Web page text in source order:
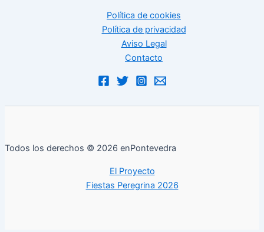
Política de cookies
Política de privacidad
Aviso Legal
Contacto
Todos los derechos © 2026 enPontevedra
El Proyecto
Fiestas Peregrina 2026